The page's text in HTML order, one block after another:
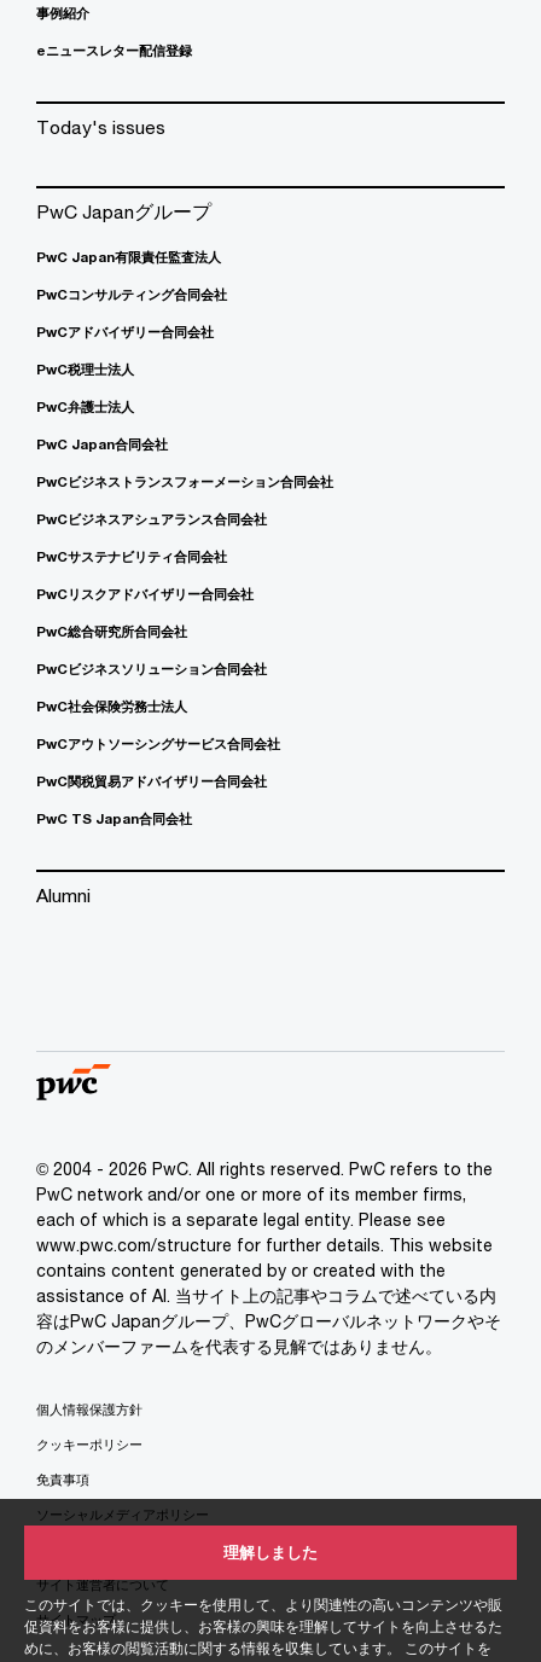
このサイトでは、クッキーを使用して、より関連性の高いコンテンツや販
促資料をお客様に提供し、お客様の興味を理解してサイトを向上させるた
めに、お客様の閲覧活動に関する情報を収集しています。 このサイトを
理解しました
事例紹介
eニュースレター配信登録
Today's issues
PwC Japanグループ
PwC Japan有限責任監査法人
PwCコンサルティング合同会社
PwCアドバイザリー合同会社
PwC税理士法人
PwC弁護士法人
PwC Japan合同会社
PwCビジネストランスフォーメーション合同会社
PwCビジネスアシュアランス合同会社
PwCサステナビリティ合同会社
PwCリスクアドバイザリー合同会社
PwC総合研究所合同会社
PwCビジネスソリューション合同会社
PwC社会保険労務士法人
PwCアウトソーシングサービス合同会社
PwC関税貿易アドバイザリー合同会社
PwC TS Japan合同会社
Alumni
© 2004 - 2026 PwC. All rights reserved. PwC refers to the
PwC network and/or one or more of its member firms,
each of which is a separate legal entity. Please see
www.pwc.com/structure for further details. This website
contains content generated by or created with the
assistance of AI. 当サイト上の記事やコラムで述べている内
容はPwC Japanグループ、PwCグローバルネットワークやそ
のメンバーファームを代表する見解ではありません。
個人情報保護方針
クッキーポリシー
免責事項
ソーシャルメディアポリシー
サイト運営者について
サイトマップ